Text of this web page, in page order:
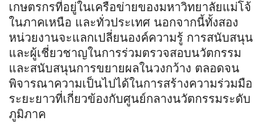
เกษตรกรที่อยู่ในเครือข่ายของมหาวิทยาลัยแม่โจ้
ในภาคเหนือ และทั่วประเทศ นอกจากนี้ทั้งสอง
หน่วยงานจะแลกเปลี่ยนองค์ความรู้ การสนับสนุน
และผู้เชี่ยวชาญในการร่วมตรวจสอบนวัตกรรม
และสนับสนุนการขยายผลในวงกว้าง ตลอดจน
พิจารณาความเป็นไปได้ในการสร้างความร่วมมือ
ระยะยาวที่เกี่ยวข้องกับศูนย์กลางนวัตกรรมระดับ
ภูมิภาค